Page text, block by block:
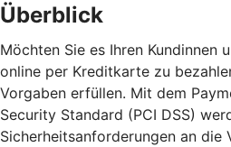
Überblick
Möchten Sie es Ihren Kundinnen
online per Kreditkarte zu
Vorgaben erfüllen. Mit dem
Security Standard (PCI DSS)
Sicherheitsanforderungen an die